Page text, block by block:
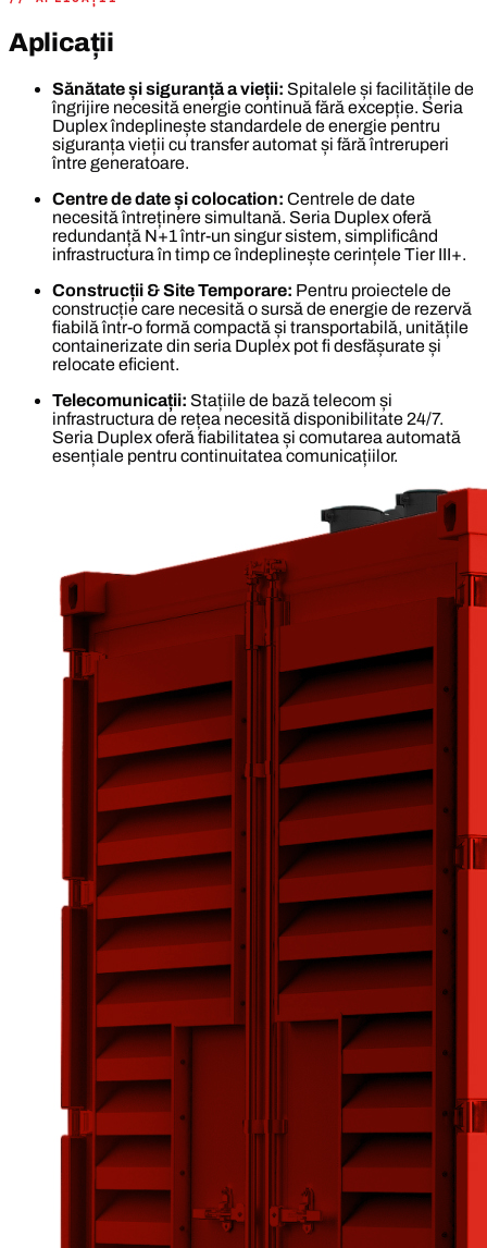
Aplicații
Sănătate și siguranță a vieții: Spitalele și facilitățile de
îngrijire necesită energie continuă fără excepție. Seria
Duplex îndeplinește standardele de energie pentru
siguranța vieții cu transfer automat și fără întreruperi
între generatoare.
Centre de date și colocation: Centrele de date
necesită întreținere simultană. Seria Duplex oferă
redundanță N+1 într-un singur sistem, simplificând
infrastructura în timp ce îndeplinește cerințele Tier III+.
Construcții & Site Temporare: Pentru proiectele de
construcție care necesită o sursă de energie de rezervă
fiabilă într-o formă compactă și transportabilă, unitățile
containerizate din seria Duplex pot fi desfășurate și
relocate eficient.
Telecomunicații: Stațiile de bază telecom și
infrastructura de rețea necesită disponibilitate 24/7.
Seria Duplex oferă fiabilitatea și comutarea automată
esențiale pentru continuitatea comunicațiilor.